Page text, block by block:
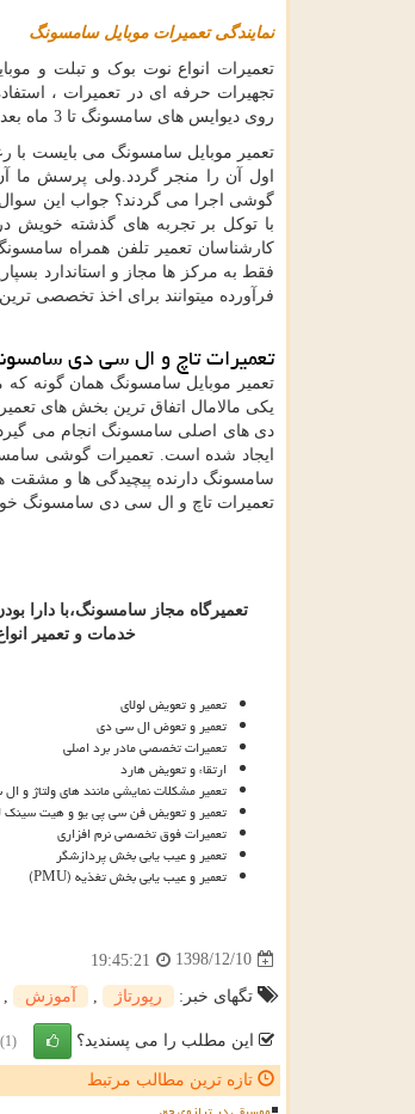
نمایندگی تعمیرات موبایل سامسونگ
تعمیرات انواع نوت بوک و تبلت و
تجهیرات حرفه ای در تعمیرات ،
روی دیوایس های سامسونگ تا 3 ماه
تعمیر موبایل سامسونگ می بایست با
اول آن را منجر گردد.ولی پرسش ما آن
گوشی اجرا می گردند؟ جواب این سوال
با توکل بر تجربه های گذشته خویش
کارشناسان تعمیر تلفن همراه
فقط به مرکز ها مجاز و استاندارد
فرآورده میتوانند برای اخذ تخصصی
تعمیرات تاچ و ال سی دی
تعمیر موبایل سامسونگ همان گونه
یکی مالامال اتفاق ترین بخش های
دی های اصلی سامسونگ انجام می گیرد.
ایجاد شده است. تعمیرات گوشی
سامسونگ دارنده پیچیدگی ها و مشقت
تعمیرات تاچ و ال سی دی سامسونگ
تعمیرگاه مجاز سامسونگ،با دارا
خدمات و تعمیر
تعمیر و تعویض لولای
تعمیر و تعوض ال سی دی
تعمیرات تخصصی مادر برد اصلی
ارتقاء و تعویض هارد
تعمیر مشکلات نمایشی مانند های ولتاژ و
تعمیر و تعویض فن سی پی یو و هیت سینک
تعمیرات فوق تخصصی نرم افزاری
تعمیر و عیب یابی بخش پردازشگر
تعمیر و عیب یابی بخش تغذیه (PMU
)
1398/12/10
19:45:21
تگهای خبر: رپورتاژ آموزش
این مطلب را می پسندید؟ (1)
تازه ترین مطالب مرتبط